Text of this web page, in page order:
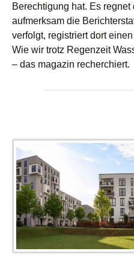
Berechtigung hat. Es
aufmerksam die
verfolgt, registriert dort
Wie wir trotz Regenzeit
– das magazin recherchiert.